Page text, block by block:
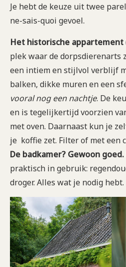
Je hebt de keuze uit twee
ne-sais-quoi gevoel.
Het historische appartement
plek waar de dorpsdierenarts
een intiem en stijlvol verblijf
balken, dikke muren en een
vooral nog een nachtje. De
en is tegelijkertijd voorzien
met oven. Daarnaast kun je
je koffie zet. Filter of met een
De badkamer? Gewoon goed.
praktisch in gebruik:
droger. Alles wat je nodig hebt.